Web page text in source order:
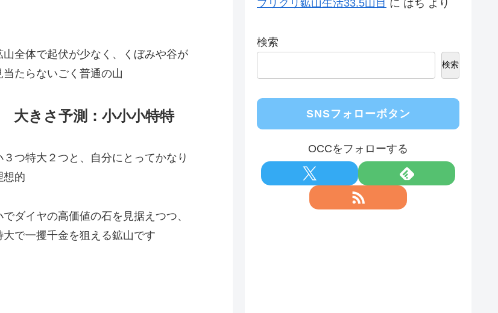
山全体で起伏が少なく、くぼみや谷が
当たらないごく普通の山
大きさ予測：小小小特特
３つ特大２つと、自分にとってかなり
想的
でダイヤの高価値の石を見据えつつ、
大で一攫千金を狙える鉱山です
ブリクリ鉱山生活33.5山目 に はち より
検索
検索
SNSフォローボタン
OCCをフォローする